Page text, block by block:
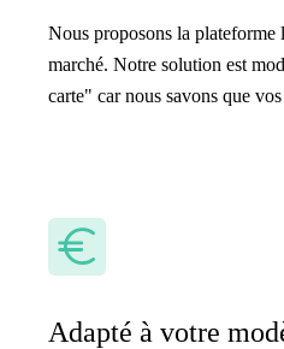
Nous proposons la plateforme
marché. Notre solution est
carte" car nous savons que
Adapté à votre